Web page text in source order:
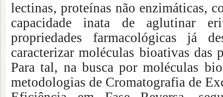
lectinas, proteínas não enzimáticas,
capacidade inata de aglutinar
propriedades farmacológicas já
caracterizar moléculas bioativas das
Para tal, na busca por moléculas
metodologias de Cromatografia de